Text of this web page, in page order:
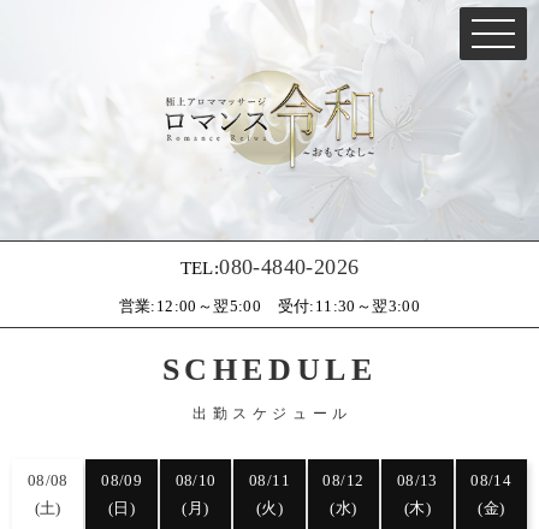
ロマンス令和の出勤情報
TEL:080-4840-2026
営業:12:00～翌5:00 受付:11:30～翌3:00
SCHEDULE
出勤スケジュール
08/08
(土)
08/09
(日)
08/10
(月)
08/11
(火)
08/12
(水)
08/13
(木)
08/14
(金)